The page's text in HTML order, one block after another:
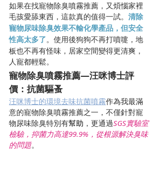
如果在找寵物除臭噴霧推薦，又煩惱家裡
毛孩愛舔東西，這款真的值得一試。 清除
寵物尿味除臭效果不輸化學產品，但安全
性高太多了。使用後狗狗不再打噴嚏，地
板也不再有怪味，居家空間變得更清爽，
人寵都輕鬆。
寵物除臭噴霧推薦—汪咪博士評
價：抗菌驅蚤
汪咪博士的環境去味抗菌噴霧作為我最滿
意的寵物除臭噴霧推薦之一，不僅針對寵
物尿味除臭特別有幫助 ，更通過SGS實驗室
檢驗，抑菌力高達99.9%，從根源解決臭味
的問題。